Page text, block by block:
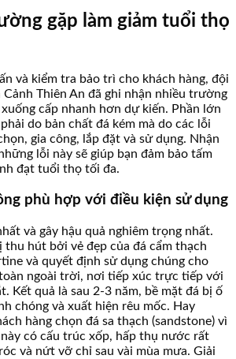
gặp làm giảm tuổi thọ
và kiểm tra bảo trì cho khách hàng, đội
Thiên An đã ghi nhận nhiều trường
cấp nhanh hơn dự kiến. Phần lớn
do bản chất đá kém mà do các lỗi
gia công, lắp đặt và sử dụng. Nhận
lỗi này sẽ giúp bạn đảm bảo tấm
đạt tuổi thọ tối đa.
phù hợp với điều kiện sử dụng
và gây hậu quả nghiêm trọng nhất.
thu hút bởi vẻ đẹp của đá cẩm thạch
và quyết định sử dụng chúng cho
ngoài trời, nơi tiếp xúc trực tiếp với
Kết quả là sau 2-3 năm, bề mặt đá bị ố
chóng và xuất hiện rêu mốc. Hay
hàng chọn đá sa thạch (sandstone) vì
có cấu trúc xốp, hấp thụ nước rất
và nứt vỡ chỉ sau vài mùa mưa. Giải